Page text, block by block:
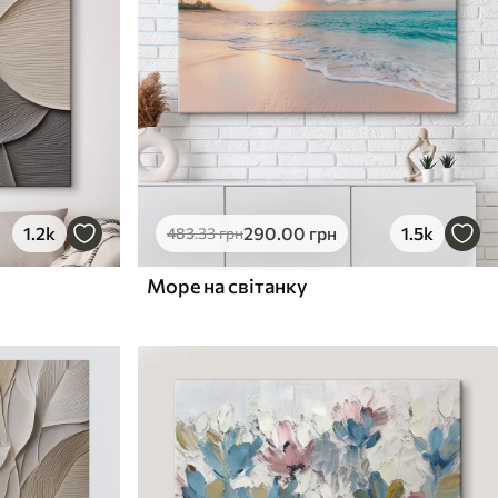
1.2k 483.33грн290.00 грн 1.5k
Море на світанку